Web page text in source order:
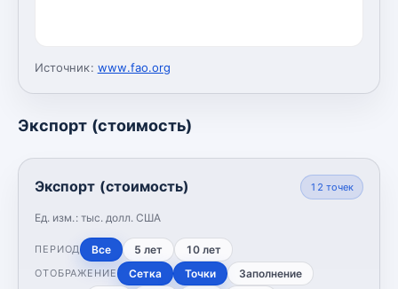
Источник: www.fao.org
Экспорт (стоимость)
Экспорт (стоимость)
Ед. изм.: тыс. долл. США
12 точек
ПЕРИОД Все 5 лет 10 лет
ОТОБРАЖЕНИЕ Сетка Точки Заполнение